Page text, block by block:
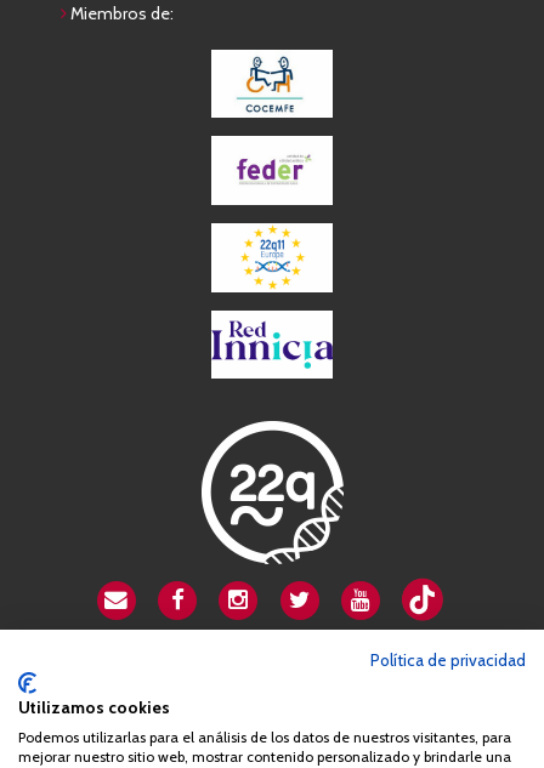
Miembros de:
+34 663 812 863
Política de privacidad
Utilizamos cookies
Podemos utilizarlas para el análisis de los datos de nuestros visitantes, para
mejorar nuestro sitio web, mostrar contenido personalizado y brindarle una